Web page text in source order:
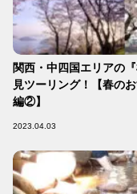
関西・中四国エリアの
見ツーリング！【春の
編②】
2023.04.03